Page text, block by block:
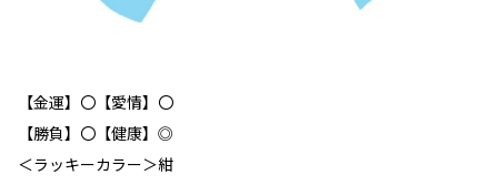
【金運】〇【愛情】〇
【勝負】〇【健康】◎
＜ラッキーカラー＞紺